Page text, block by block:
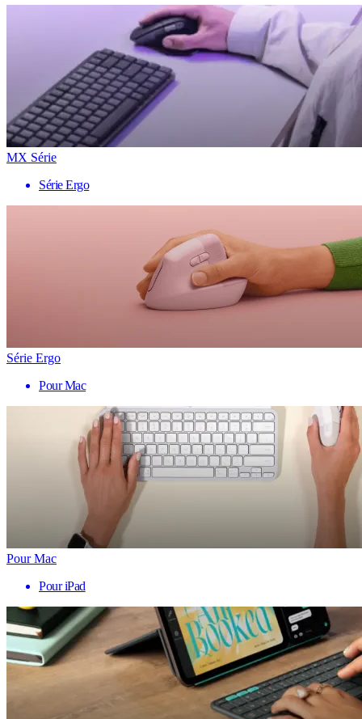
MX Série
Série Ergo
Série Ergo
Pour Mac
Pour Mac
Pour iPad